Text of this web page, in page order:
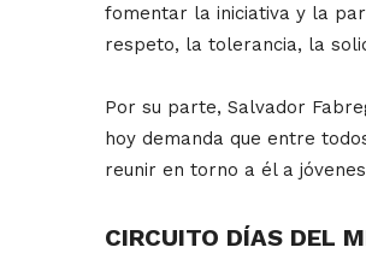
fomentar la iniciativa y la
respeto, la tolerancia, la
Por su parte, Salvador
hoy demanda que entre
reunir en torno a él a
CIRCUITO DÍAS DEL